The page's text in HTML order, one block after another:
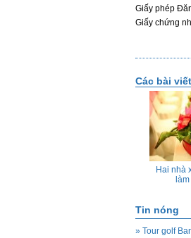
Giấy phép
Giấy chứng
Các bài
Hai nhà
Tin nóng
» Tour golf